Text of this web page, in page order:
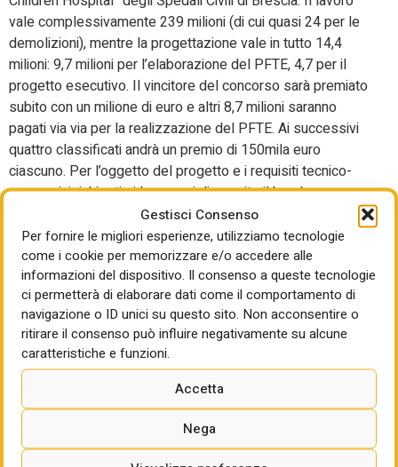
Gestisci Consenso
Per fornire le migliori esperienze, utilizziamo tecnologie
come i cookie per memorizzare e/o accedere alle
informazioni del dispositivo. Il consenso a queste tecnologie
ci permetterà di elaborare dati come il comportamento di
navigazione o ID unici su questo sito. Non acconsentire o
ritirare il consenso può influire negativamente su alcune
caratteristiche e funzioni.
Accetta
Nega
vale complessivamente 239 milioni (di cui quasi 24 per le
demolizioni), mentre la progettazione vale in tutto 14,4
milioni: 9,7 milioni per l’elaborazione del PFTE, 4,7 per il
progetto esecutivo. Il vincitore del concorso sarà premiato
subito con un milione di euro e altri 8,7 milioni saranno
pagati via via per la realizzazione del PFTE. Ai successivi
quattro classificati andrà un premio di 150mila euro
ciascuno. Per l’oggetto del progetto e i requisiti tecnico-
economici richiesti si legga qui di seguito il bando.
IL TESTO DEL BANDO DI ARIA PER GLI SPEDALI CIVILI
DI BRESCIA E’ SCARICABILE QUI
Demanio: concorso per
trasformare l’ex Carcere di
Oristano in Palazzo della
La direzione territoriale per la Sardegna del Demanio avvia
un concorso di idee per la riqualificazione e riconversione